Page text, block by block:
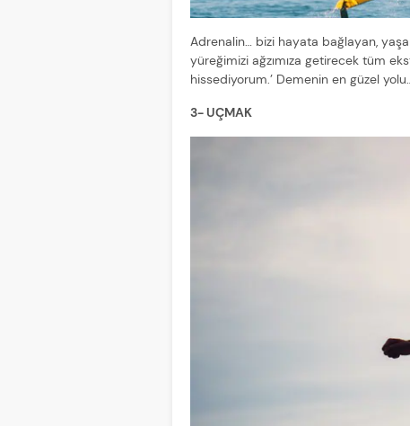
Adrenalin… bizi hayata bağlayan,
yüreğimizi ağzımıza getirecek tüm
hissediyorum.’ Demenin en güzel
3- UÇMAK